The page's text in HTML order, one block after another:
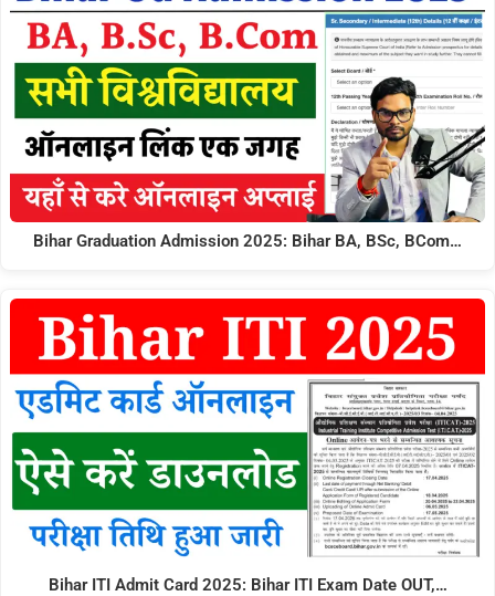
Bihar Graduation Admission 2025: Bihar BA, BSc, BCom…
Bihar ITI Admit Card 2025: Bihar ITI Exam Date OUT,…